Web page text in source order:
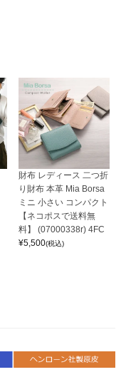
財布 レディース 二つ折
り財布 本革 Mia Borsa
ミニ 小さい コンパクト
【ネコポスで送料無
料】 (07000338r) 4FC
¥5,500(税込)